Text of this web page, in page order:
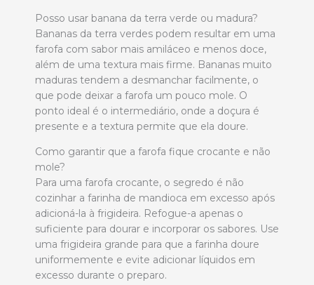
Posso usar banana da terra verde ou madura?
Bananas da terra verdes podem resultar em uma
farofa com sabor mais amiláceo e menos doce,
além de uma textura mais firme. Bananas muito
maduras tendem a desmanchar facilmente, o
que pode deixar a farofa um pouco mole. O
ponto ideal é o intermediário, onde a doçura é
presente e a textura permite que ela doure.
Como garantir que a farofa fique crocante e não
mole?
Para uma farofa crocante, o segredo é não
cozinhar a farinha de mandioca em excesso após
adicioná-la à frigideira. Refogue-a apenas o
suficiente para dourar e incorporar os sabores. Use
uma frigideira grande para que a farinha doure
uniformemente e evite adicionar líquidos em
excesso durante o preparo.